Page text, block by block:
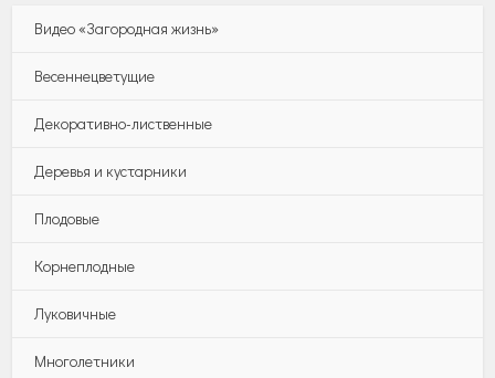
Видео «Загородная жизнь»
Весеннецветущие
Декоративно-лиственные
Деревья и кустарники
Плодовые
Корнеплодные
Луковичные
Многолетники